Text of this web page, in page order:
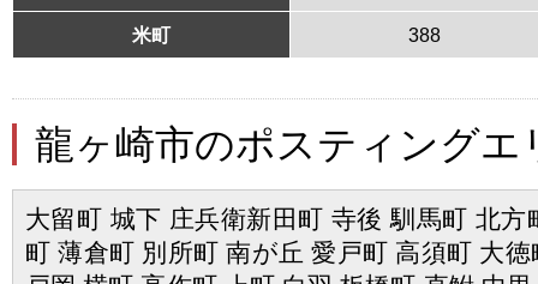
米町 388
龍ヶ崎市のポスティングエ
大留町 城下 庄兵衛新田町 寺後 馴馬町 北
町 薄倉町 別所町 南が丘 愛戸町 高須町 大